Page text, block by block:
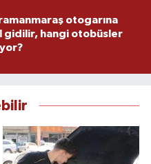
otogarına
gidilir, hangi otobüsler